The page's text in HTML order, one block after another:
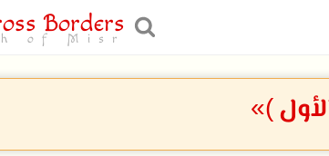
Borders
of Misr
)»